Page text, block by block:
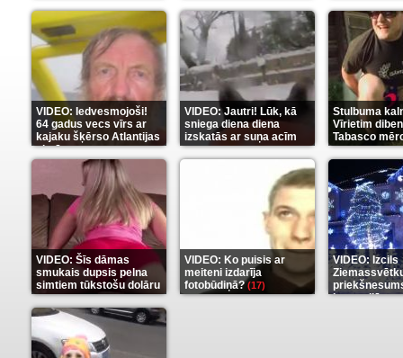
(289)
VIDEO: Iedvesmojoši!
64 gadus vecs vīrs ar
kajaku šķērso Atlantijas
okeānu(5)
VIDEO: Jautri! Lūk, kā
sniega diena diena
izskatās ar suņa acīm
(6)
Stulbuma
Vīrietim
Tabasco
(7)
VIDEO: Šīs dāmas
smukais dupsis pelna
simtiem tūkstošu dolāru
(9)
VIDEO: Ko puisis ar
meiteni izdarīja
fotobūdiņā?(17)
VIDEO: Izcils
karu stilā(7)